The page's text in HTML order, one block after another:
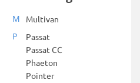
M Multivan
P
Passat
Passat CC
Phaeton
Pointer